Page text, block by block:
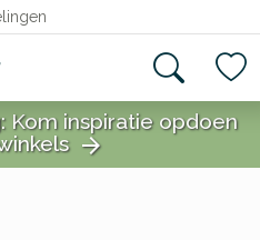
close
Kom inspiratie opdoen
arrow_forward